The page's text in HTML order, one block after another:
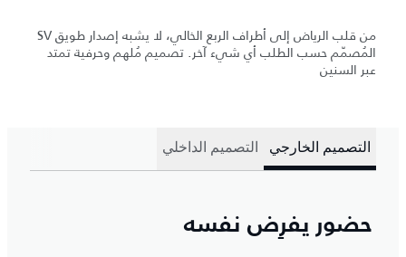
من قلب الرياض إلى أطراف الربع الخالي، لا يشبه إصدار طويق SV
المُصمّم حسب الطلب أي شيء آخر. تصميم مُلهم وحرفية تمتد
عبر السنين
التصميم الخارجي التصميم الداخلي
حضور يفرِض نفسه